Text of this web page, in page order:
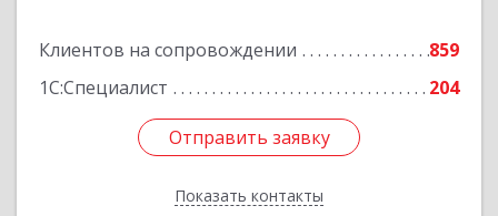
Клиентов на сопровождении
859
1С:Специалист
204
Отправить заявку
Показать контакты
Подробнее
Отправить заявку
Назад